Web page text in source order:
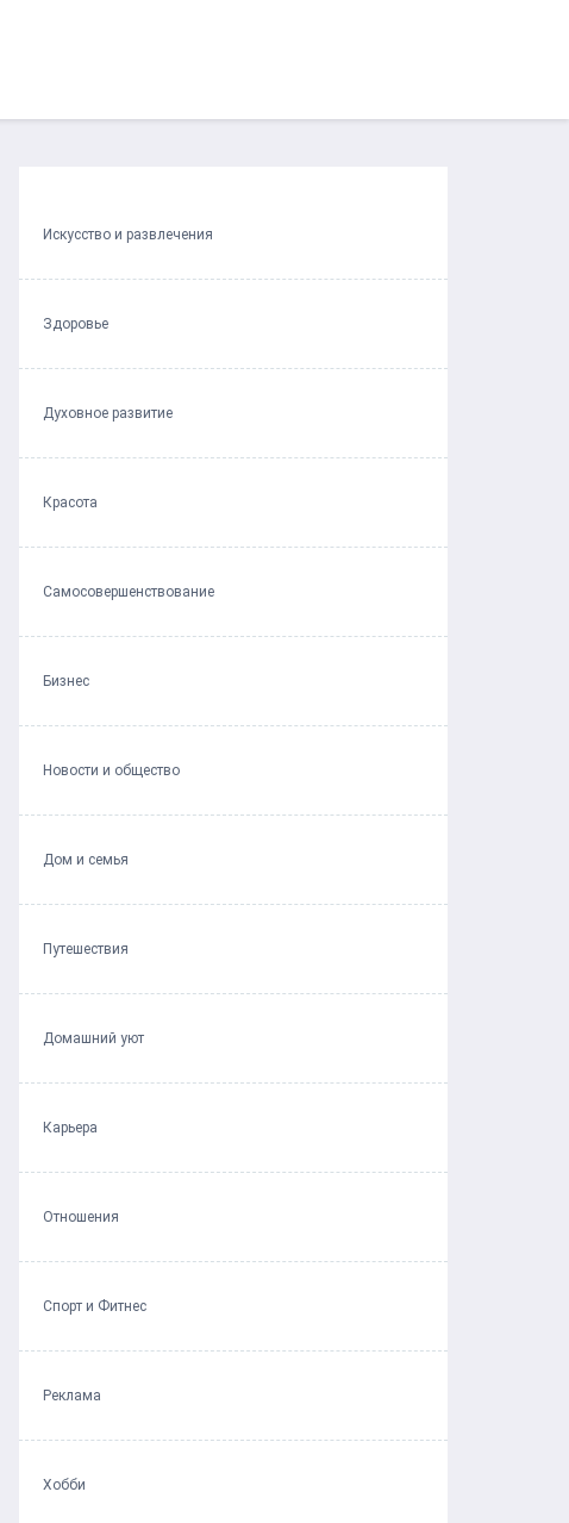
Искусство и развлечения
Здоровье
Духовное развитие
Красота
Самосовершенствование
Бизнес
Новости и общество
Дом и семья
Путешествия
Домашний уют
Карьера
Отношения
Спорт и Фитнес
Реклама
Хобби